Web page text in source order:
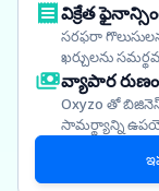
విక్రేత
సరఫరా
ఖర్చులను
వ్యాపార రుణం
Oxyzo తో
సామర్థ్యాన్ని